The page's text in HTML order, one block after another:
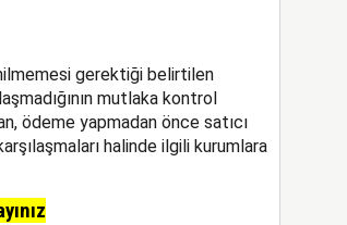
gerektiği belirtilen
mutlaka kontrol
ödeme yapmadan önce satıcı
halinde ilgili kurumlara